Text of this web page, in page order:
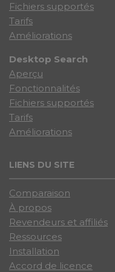
Fichiers supportés
Tarifs
Améliorations
Desktop Search
Aperçu
Fonctionnalités
Fichiers supportés
Tarifs
Améliorations
LIENS DU SITE
Comparaison
À propos
Revendeurs et affiliés
Ressources
Installation
Accord de licence